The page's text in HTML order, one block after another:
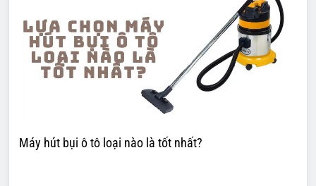
Máy hút bụi ô tô loại nào là tốt nhất?